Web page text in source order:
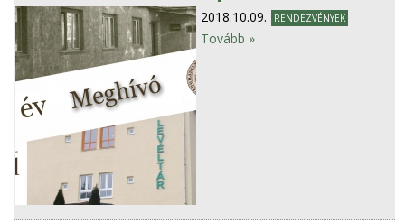
2018.10.09. RENDEZVÉNYEK
Tovább »